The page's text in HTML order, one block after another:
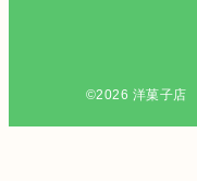
©2026 洋菓子店